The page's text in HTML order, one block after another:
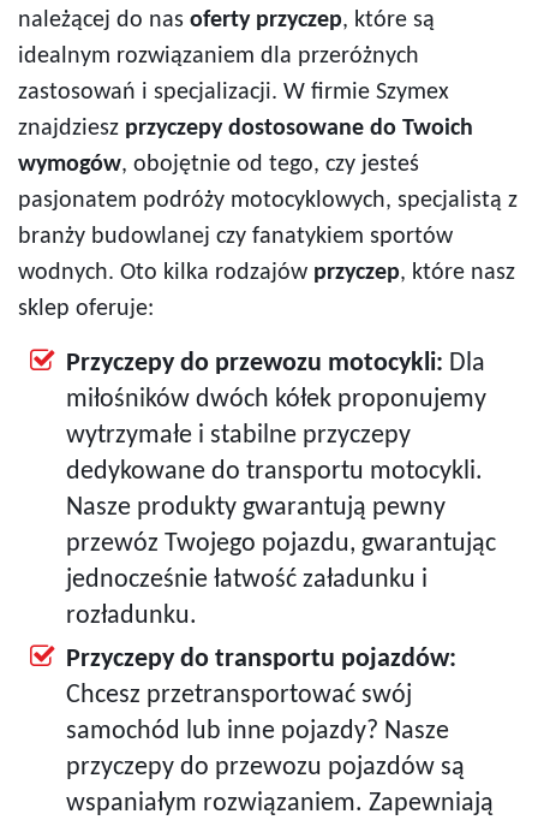
należącej do nas oferty przyczep, które są
idealnym rozwiązaniem dla przeróżnych
zastosowań i specjalizacji. W firmie Szymex
znajdziesz przyczepy dostosowane do Twoich
wymogów, obojętnie od tego, czy jesteś
pasjonatem podróży motocyklowych, specjalistą z
branży budowlanej czy fanatykiem sportów
wodnych. Oto kilka rodzajów przyczep, które nasz
sklep oferuje:
Przyczepy do przewozu motocykli: Dla
miłośników dwóch kółek proponujemy
wytrzymałe i stabilne przyczepy
dedykowane do transportu motocykli.
Nasze produkty gwarantują pewny
przewóz Twojego pojazdu, gwarantując
jednocześnie łatwość załadunku i
rozładunku.
Przyczepy do transportu pojazdów:
Chcesz przetransportować swój
samochód lub inne pojazdy? Nasze
przyczepy do przewozu pojazdów są
wspaniałym rozwiązaniem. Zapewniają